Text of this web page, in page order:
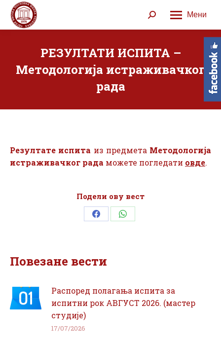
Мени
Search:
РЕЗУЛТАТИ ИСПИТА –
Методологија истраживачког
рада
Резултате испита из предмета Методологија
истраживачког рада можете погледати овде.
Подели ову вест
Share Share
Повезане вести
Распоред полагања испита за
испитни рок АВГУСТ 2026. (мастер
студије)
17/07/2026